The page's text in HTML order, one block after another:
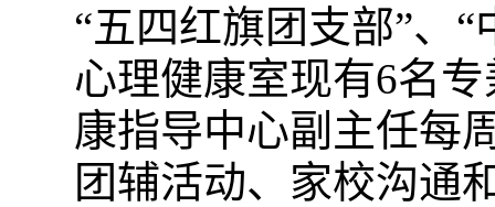
“五四红旗团支部”、
心理健康室现有6名
康指导中心副主任每
团辅活动、家校沟通